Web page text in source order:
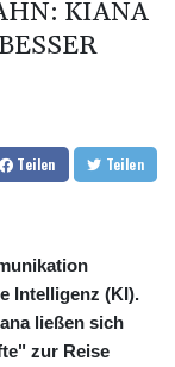
KIANA
Teilen Teilen
Intelligenz (KI).
ließen sich
zur Reise